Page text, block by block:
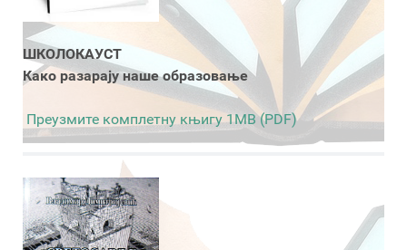
ШКОЛОКАУСТ
Како разарају наше образовање
Преузмите комплетну књигу 1MB (PDF)